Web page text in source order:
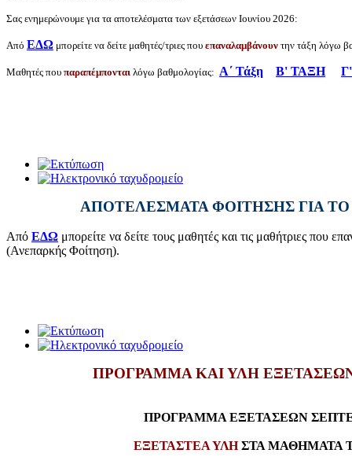
Σας ενημερώνουμε για τα αποτελέσματα των εξετάσεων Ιουνίου 2026:
Από ΕΔΩ μπορείτε να δείτε μαθητές/τριες που επαναλαμβάνουν την τάξη λόγω
Μαθητές που παραπέμπονται λόγω βαθμολογίας: Α΄ Τάξη Β' ΤΑΞΗ
ΑΠΟΤΕΛΕΣΜΑΤΑ ΦΟΙΤΗΣΗΣ ΓΙΑ ΤΟ
Από ΕΔΩ μπορείτε να δείτε τους μαθητές και τις μαθήτριες που
(Ανεπαρκής Φοίτηση).
ΠΡΟΓΡΑΜΜΑ ΚΑΙ ΥΛΗ ΕΞΕΤΑΣΕΩΝ
ΠΡΟΓΡΑΜΜΑ ΕΞΕΤΑΣΕΩΝ
ΕΞΕΤΑΣΤΕΑ ΥΛΗΣΤΑ ΜΑΘΗΜΑΤΑ